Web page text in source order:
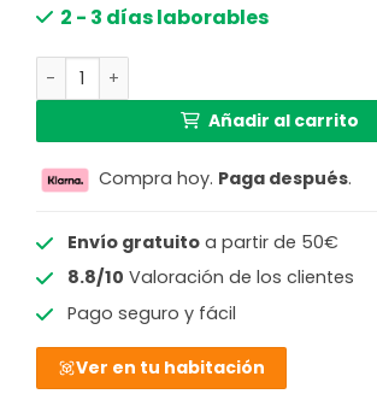
2 - 3 días laborables
Lámpara de pie bohemia de bambú
Añadir al carrito
Compra hoy. Paga después.
Envío gratuitoa partir de 50€
8.8/10 Valoración de los clientes
Pago seguro y fácil
Ver en tu habitación